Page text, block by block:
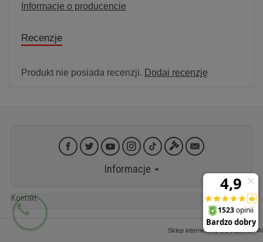
Informacje o producencie
Recenzje
Produkt nie posiada recenzji. Dodaj recenzję
Informacje
Kontakt
Sklep internetowy SOTESHOP AI